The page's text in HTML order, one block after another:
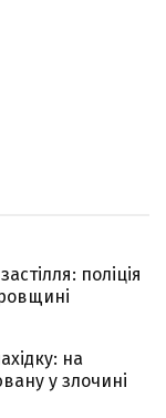
поліція
на
у злочині